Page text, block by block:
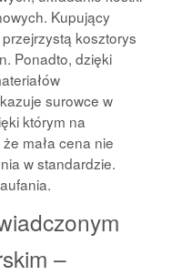
Kupujący
kosztorys
Ponadto, dzięki
surowce w
którym na
mała cena nie
w standardzie.
–